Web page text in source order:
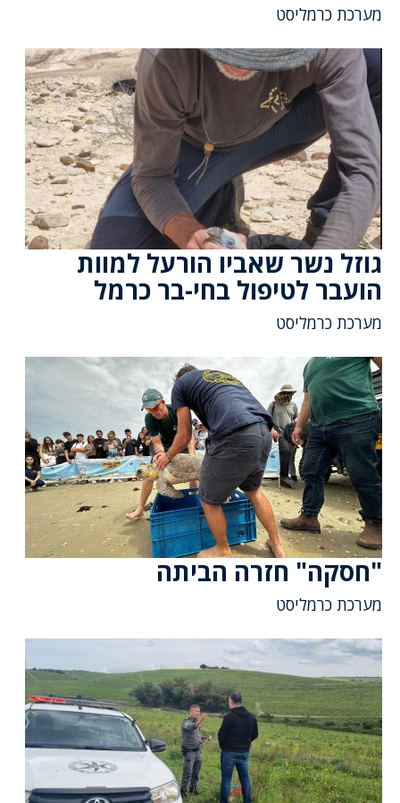
מערכת כרמליסט
גוזל נשר שאביו הורעל למוות
הועבר לטיפול בחי-בר כרמל
מערכת כרמליסט
"חסקה" חזרה הביתה
מערכת כרמליסט